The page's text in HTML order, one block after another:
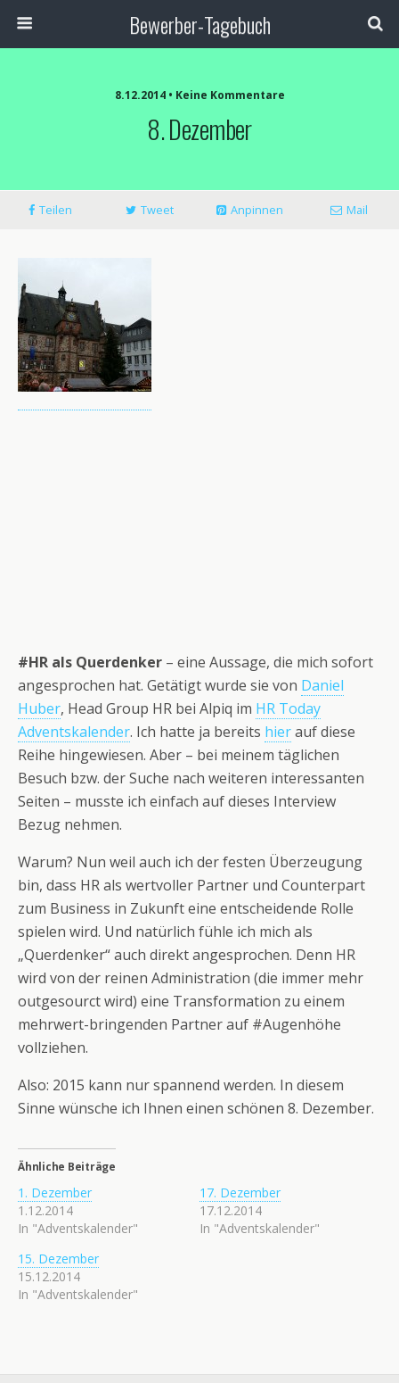
Bewerber-Tagebuch
8.12.2014 • Keine Kommentare
8. Dezember
Teilen Tweet Anpinnen Mail
#HR als Querdenker – eine Aussage, die mich sofort
angesprochen hat. Getätigt wurde sie von Daniel
Huber, Head Group HR bei Alpiq im HR Today
Adventskalender. Ich hatte ja bereits hierauf diese
Reihe hingewiesen. Aber – bei meinem täglichen
Besuch bzw. der Suche nach weiteren interessanten
Seiten – musste ich einfach auf dieses Interview
Bezug nehmen.
Warum? Nun weil auch ich der festen Überzeugung
bin, dass HR als wertvoller Partner und Counterpart
zum Business in Zukunft eine entscheidende Rolle
spielen wird. Und natürlich fühle ich mich als
„Querdenker“ auch direkt angesprochen. Denn HR
wird von der reinen Administration (die immer mehr
outgesourct wird) eine Transformation zu einem
mehrwert-bringenden Partner auf #Augenhöhe
vollziehen.
Also: 2015 kann nur spannend werden. In diesem
Sinne wünsche ich Ihnen einen schönen 8. Dezember.
Ähnliche Beiträge
1. Dezember
1.12.2014
In "Adventskalender"
17. Dezember
17.12.2014
In "Adventskalender"
15. Dezember
15.12.2014
In "Adventskalender"